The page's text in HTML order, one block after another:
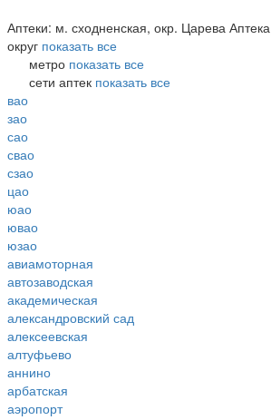
Аптеки: м. сходненская, окр. Царева Аптека
округ показать все
метро показать все
сети аптек показать все
вао
зао
сао
свао
сзао
цао
юао
ювао
юзао
авиамоторная
автозаводская
академическая
александровский сад
алексеевская
алтуфьево
аннино
арбатская
аэропорт